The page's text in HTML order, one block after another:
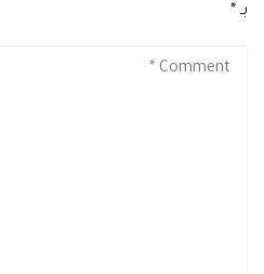
بـ *